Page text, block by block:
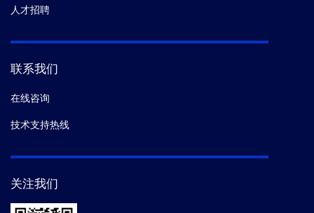
人才招聘
联系我们
在线咨询
技术支持热线
关注我们